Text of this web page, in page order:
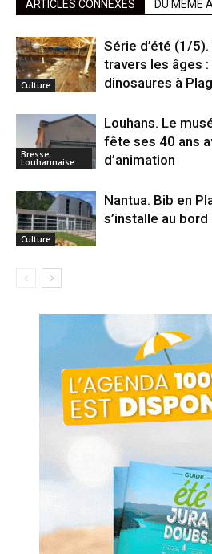
ARTICLES CONNEXES DU MÊME
Culture
Série d’été (1/
travers les âges
dinosaures à
Bresse
Louhannaise
Louhans. Le
fête ses 40 ans
d’animation
Culture
Nantua. Bib en
s’installe au